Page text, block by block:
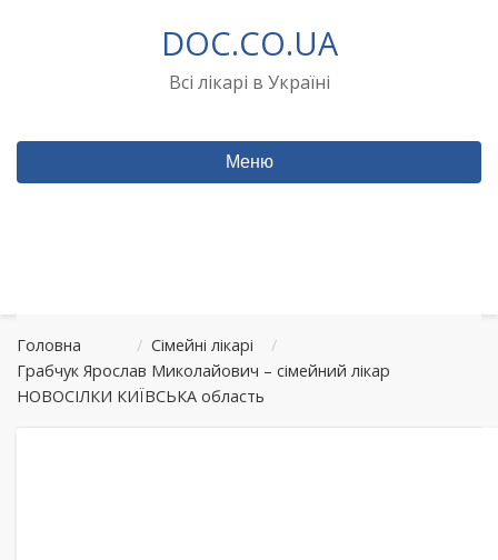
DOC.CO.UA
Всі лікарі в Україні
Меню
Головна / Сімейні лікарі
/
Грабчук Ярослав Миколайович – сімейний лікар
НОВОСІЛКИ КИЇВСЬКА область